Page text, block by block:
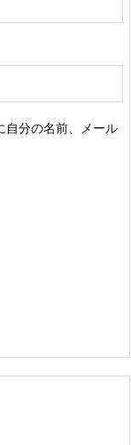
自分の名前、メール